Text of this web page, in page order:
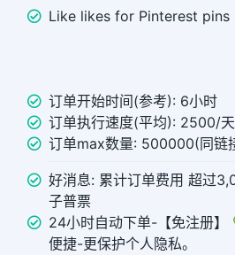
Like likes for Pinterest pins
订单开始时间(参考): 6小时
订单执行速度(平均): 2500/
订单max数量: 500000(同链
好消息: 累计订单费用 超过
子普票
24小时自动下单-【免注册】
便捷-更保护个人隐私。